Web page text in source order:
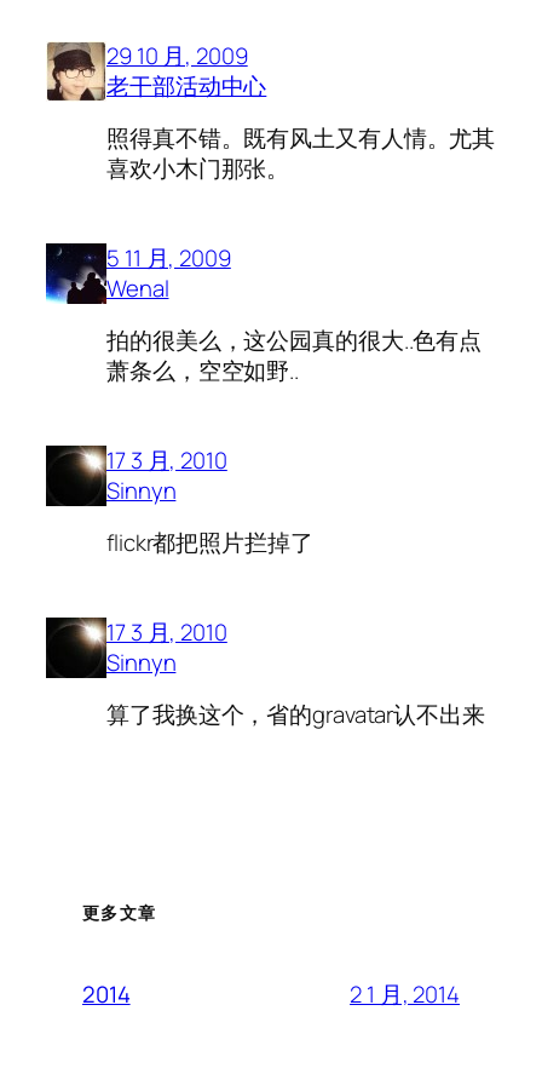
29 10 月, 2009
老干部活动中心
照得真不错。既有风土又有人情。尤其
喜欢小木门那张。
5 11 月, 2009
Wenal
拍的很美么，这公园真的很大..色有点
萧条么，空空如野..
17 3 月, 2010
Sinnyn
flickr都把照片拦掉了
17 3 月, 2010
Sinnyn
算了我换这个，省的gravatar认不出来
更多文章
2014 2 1 月, 2014